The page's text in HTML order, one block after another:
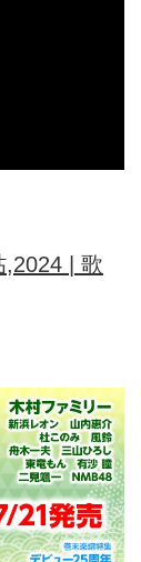
| 歌